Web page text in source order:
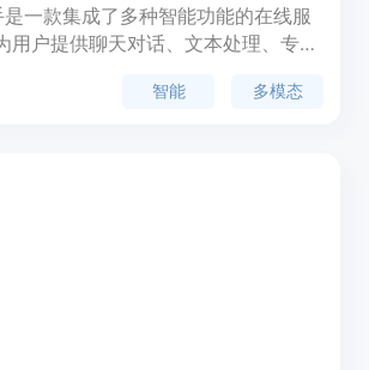
一款集成了多种智能功能的在线服
用户提供聊天对话、文本处理、专业
技术，通过对话词库、绘画词库等资
智能 多模态